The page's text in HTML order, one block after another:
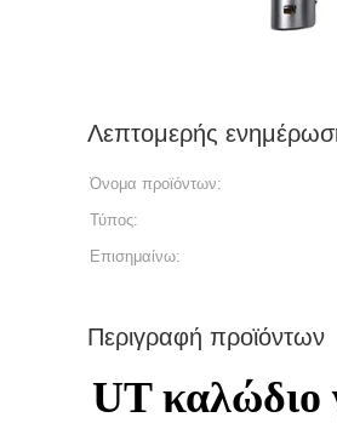
Λεπτομερής
Όνομα προϊόντων:
Τύπος:
Επισημαίνω:
Περιγραφή προϊόντων
UT καλώδιο